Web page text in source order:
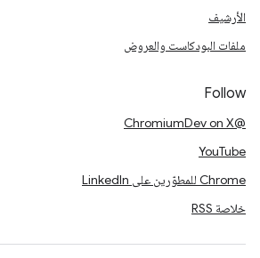
الأرشيف
ملفات البودكاست والعروض
Follow
@ChromiumDev on X
YouTube
Chrome للمطوّرين على LinkedIn
خلاصة RSS